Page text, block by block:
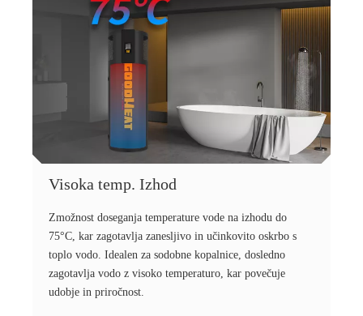
Visoka temp. Izhod
Zmožnost doseganja temperature vode na izhodu do
75°C, kar zagotavlja zanesljivo in učinkovito oskrbo s
toplo vodo. Idealen za sodobne kopalnice, dosledno
zagotavlja vodo z visoko temperaturo, kar povečuje
udobje in priročnost.